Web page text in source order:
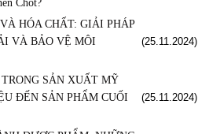
Chốt?
HÓA CHẤT: GIẢI PHÁP
VÀ BẢO VỆ MÔI
(25.11.2024)
SẢN XUẤT MỸ
ĐẾN SẢN PHẨM CUỐI
(25.11.2024)